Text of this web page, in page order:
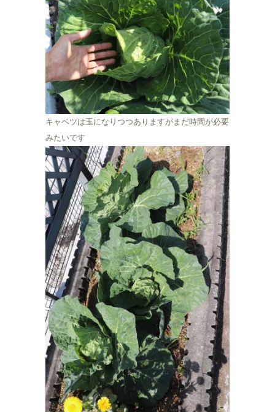
キャベツは玉になりつつありますがまだ時間が必要
みたいです